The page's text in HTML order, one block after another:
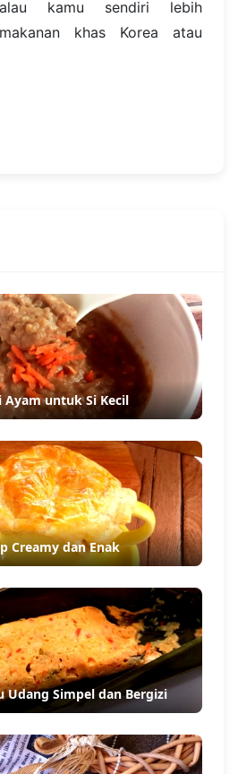
kamu sendiri lebih
khas Korea atau
Ayam untuk Si Kecil
Creamy dan Enak
Udang Simpel dan Bergizi